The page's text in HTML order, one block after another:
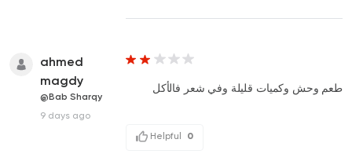
ahmed
magdy
@Bab Sharqy
9 days ago
طعم وحش وكميات قليلة وفي شعر فالأكل
Helpful 0